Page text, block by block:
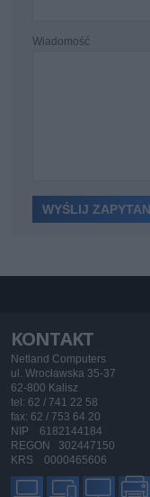
Wiadomość
KONTAKT
Netland Computers
ul. Wrocławska 35-37
62-800 Kalisz
tel: 62 / 741 22 58
fax: 62 / 753 64 20
NIP 6182144184
REGON 302447150
KRS 0000465606